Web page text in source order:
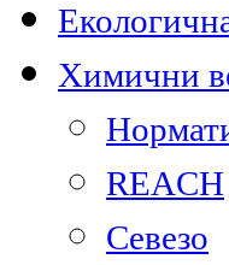
Химични
REACH
Севезо